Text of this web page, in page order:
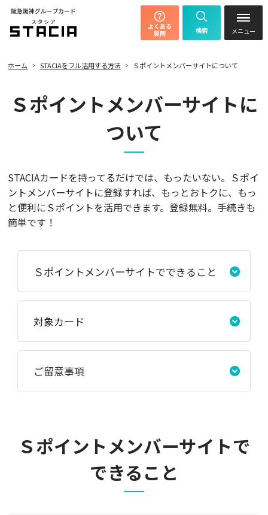
よくある
質問 検索
ホーム STACIAをフル活用する方法 Ｓポイントメンバーサイトについて
Ｓポイントメンバーサイトに
ついて
STACIAカードを持ってるだけでは、もったいない。Ｓポイ
ントメンバーサイトに登録すれば、 もっとおトクに、もっ
と便利にＳポイントを活用できます。登録無料。手続きも
簡単です！
Ｓポイントメンバーサイトでできること
対象カード
ご留意事項
Ｓポイントメンバーサイトで
できること